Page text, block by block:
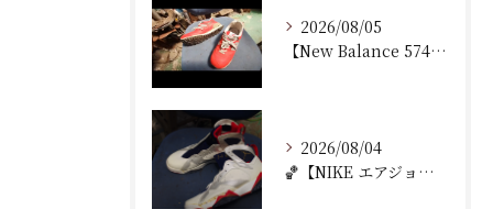
2026/08/05
【New Balance 574 修理｜ウェッジヒール加水分...
2026/08/04
🏀【NIKE エアジョーダン7 加水分解修理｜ミッドソール交...